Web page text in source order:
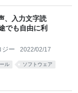
、入力文字読
でも自由に利
ジー 2022/02/17
ル ソフトウェア